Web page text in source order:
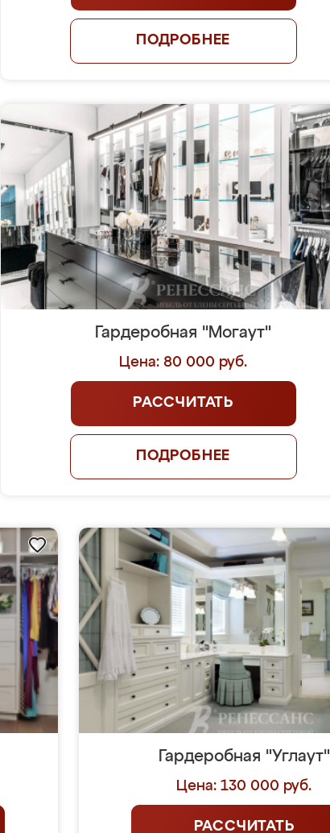
ПОДРОБНЕЕ
Гардеробная "Могаут"
Цена: 80 000 руб.
РАССЧИТАТЬ
ПОДРОБНЕЕ
Гардеробная "Углаут"
Цена: 130 000 руб.
РАССЧИТАТЬ